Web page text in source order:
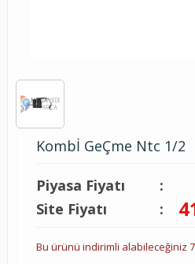
Kombİ GeÇme Ntc 1/2
Piyasa Fiyatı
:
Site Fiyatı
:
Bu ürünü indirimli alabileceğiniz 7